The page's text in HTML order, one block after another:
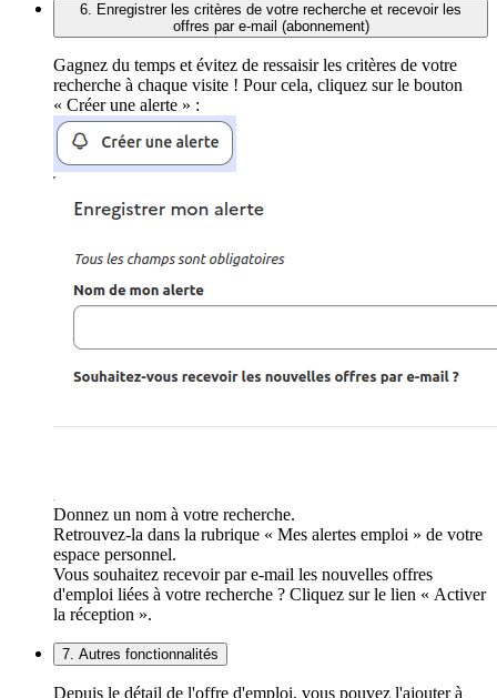
6. Enregistrer les critères de votre recherche et recevoir les
offres par e-mail (abonnement)
Gagnez du temps et évitez de ressaisir les critères de votre
recherche à chaque visite ! Pour cela, cliquez sur le bouton
« Créer une alerte » :
Donnez un nom à votre recherche.
Retrouvez-la dans la rubrique « Mes alertes emploi » de votre
espace personnel.
Vous souhaitez recevoir par e-mail les nouvelles offres
d'emploi liées à votre recherche ? Cliquez sur le lien « Activer
la réception ».
7. Autres fonctionnalités
Depuis le détail de l'offre d'emploi, vous pouvez l'ajouter à